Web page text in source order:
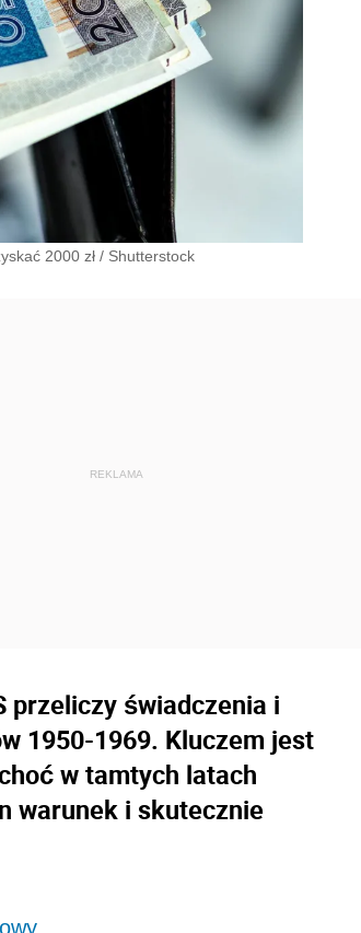
2000 zł / Shutterstock
przeliczy świadczenia i
1950-1969. Kluczem jest
w tamtych latach
warunek i skutecznie